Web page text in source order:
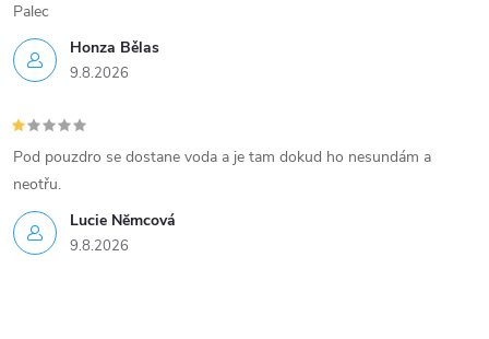
Honza Bělas
9.8.2026
Palec
Lucie Nĕmcová
9.8.2026
Pod pouzdro se dostane voda a je tam dokud ho nesundám a
neotřu.